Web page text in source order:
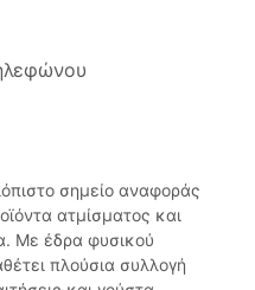
σημείο αναφοράς
ατμίσματος και
Με έδρα φυσικού
πλούσια συλλογή